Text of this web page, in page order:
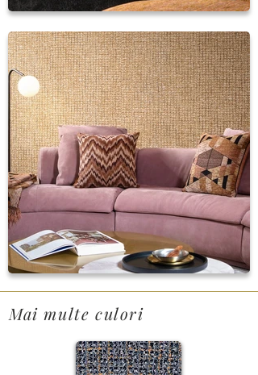
Mai multe culori